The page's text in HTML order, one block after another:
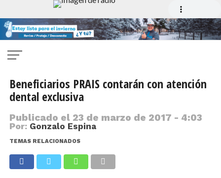
Beneficiarios PRAIS contarán con atención
dental exclusiva
Publicado el 23 de marzo de 2017 - 4:03
Por: Gonzalo Espina
TEMAS RELACIONADOS